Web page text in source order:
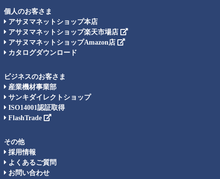
個人のお客さま
アサヌマネットショップ本店
アサヌマネットショップ楽天市場店
アサヌマネットショップAmazon店
カタログダウンロード
ビジネスのお客さま
産業機材事業部
サンキダイレクトショップ
ISO14001認証取得
FlashTrade
その他
採用情報
よくあるご質問
お問い合わせ